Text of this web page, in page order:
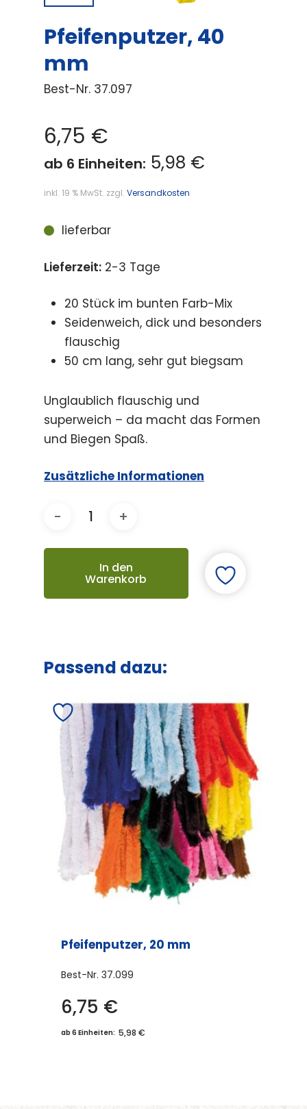
Pfeifenputzer, 40
mm
Best-Nr. 37.097
6,75 €
ab 6 Einheiten: 5,98 €
inkl. 19 % MwSt. zzgl. Versandkosten
lieferbar
Lieferzeit: 2-3 Tage
20 Stück im bunten Farb-Mix
Seidenweich, dick und besonders
flauschig
50 cm lang, sehr gut biegsam
Unglaublich flauschig und
superweich – da macht das Formen
und Biegen Spaß.
Zusätzliche Informationen
In den
Warenkorb
Passend dazu:
Pfeifenputzer, 20 mm
Best-Nr. 37.099
6,75 €
ab 6 Einheiten: 5,98 €